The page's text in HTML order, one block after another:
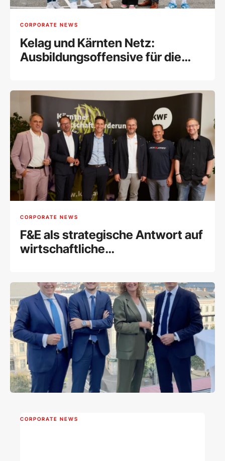
CORPORATE NEWS
Kelag und Kärnten Netz:
Ausbildungsoffensive für die
CORPORATE NEWS
F&E als strategische Antwort auf
wirtschaftliche
CORPORATE NEWS